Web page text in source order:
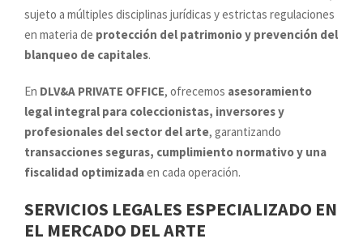
sujeto a múltiples disciplinas jurídicas y estrictas regulaciones
en materia de protección del patrimonio y prevención del
blanqueo de capitales.
En DLV&A PRIVATE OFFICE, ofrecemos asesoramiento
legal integral para coleccionistas, inversores y
profesionales del sector del arte, garantizando
transacciones seguras, cumplimiento normativo y una
fiscalidad optimizadaen cada operación.
SERVICIOS LEGALES ESPECIALIZADO EN
EL MERCADO DEL ARTE